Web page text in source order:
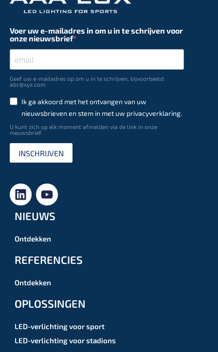
Voer uw e-mailadres in om u in te schrijven voor
onze nieuwsbrief
Geef uw e-mailadres op om u in te schrijven, bijvoorbeeld:
abc@xyz.com
Ik ga akkoord met het ontvangen van uw
nieuwsbrieven en stem in met uw privacyverklaring.
U kunt zich op elk moment afmelden via de link in onze
nieuwsbrief.
INSCHRIJVEN
NIEUWS
Ontdekken
REFERENCIES
Ontdekken
OPLOSSINGEN
LED-verlichting voor sport
LED-verlichting voor stadions